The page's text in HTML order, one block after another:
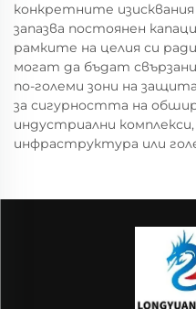
конкретните
запазва постоянен
рамките на целия си
могат да бъдат
по-големи зони на
за сигурността на
индустриални
инфраструктура или